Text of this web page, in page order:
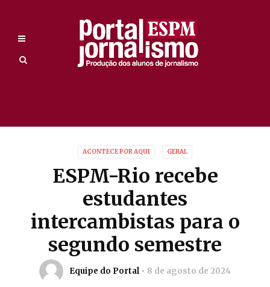
ACONTECE POR AQUI GERAL
ESPM-Rio recebe
estudantes
intercambistas para o
segundo semestre
Equipe do Portal 8 de agosto de 2024